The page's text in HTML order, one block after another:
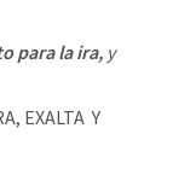
para la ira, y